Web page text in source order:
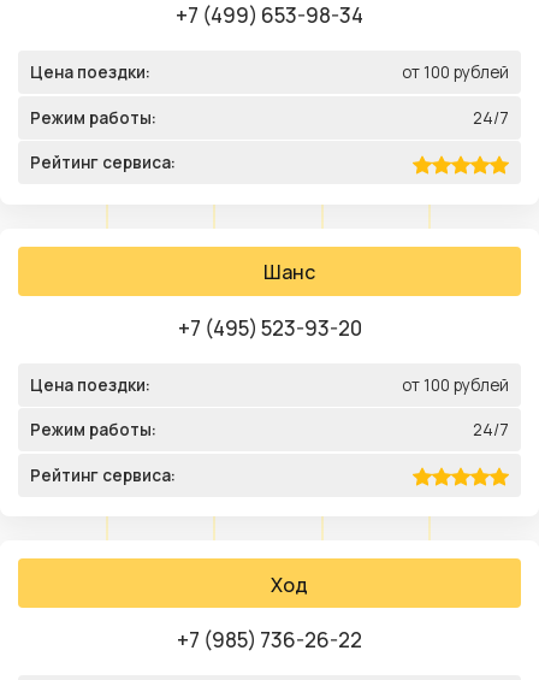
+7 (499) 653-98-34
Цена поездки: от 100 рублей
Режим работы: 24/7
Рейтинг сервиса:
Шанс
+7 (495) 523-93-20
Цена поездки: от 100 рублей
Режим работы: 24/7
Рейтинг сервиса:
Ход
+7 (985) 736-26-22